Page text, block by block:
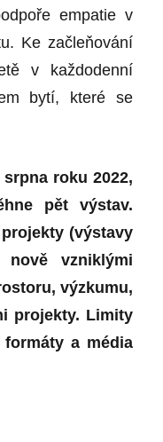
empatie v
Ke začleňování
v každodenní
bytí, které se
roku 2022,
pět výstav.
(výstavy
nově vzniklými
výzkumu,
projekty. Limity
a média